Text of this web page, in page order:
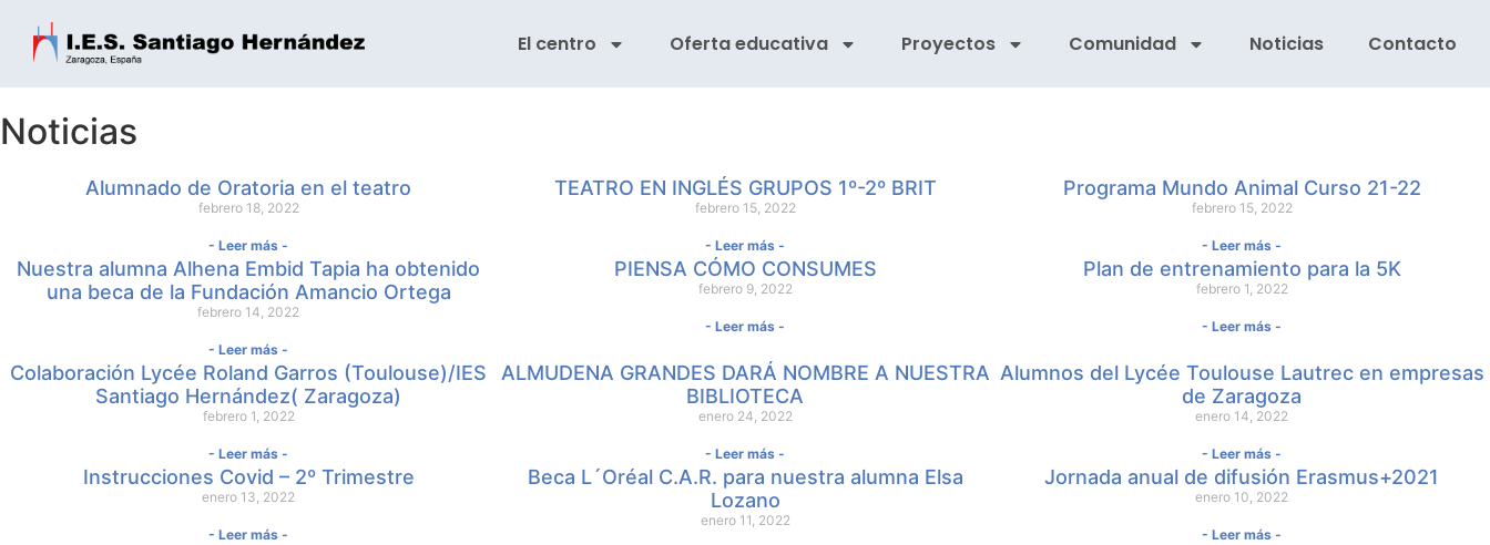
El centro Oferta educativa Proyectos Comunidad Noticias Contacto
Noticias
Alumnado de Oratoria en el teatro
febrero 18, 2022
- Leer más -
TEATRO EN INGLÉS GRUPOS 1º-2º BRIT
febrero 15, 2022
- Leer más -
Programa Mundo Animal Curso 21-22
febrero 15, 2022
- Leer más -
Nuestra alumna Alhena Embid Tapia ha obtenido
una beca de la Fundación Amancio Ortega
febrero 14, 2022
- Leer más -
PIENSA CÓMO CONSUMES
febrero 9, 2022
- Leer más -
Plan de entrenamiento para la 5K
febrero 1, 2022
- Leer más -
Colaboración Lycée Roland Garros (Toulouse)/IES
Santiago Hernández( Zaragoza)
febrero 1, 2022
- Leer más -
ALMUDENA GRANDES DARÁ NOMBRE A NUESTRA
BIBLIOTECA
enero 24, 2022
- Leer más -
Alumnos del Lycée Toulouse Lautrec en empresas
de Zaragoza
enero 14, 2022
- Leer más -
Instrucciones Covid – 2º Trimestre
enero 13, 2022
- Leer más -
Beca L´Oréal C.A.R. para nuestra alumna Elsa
Lozano
enero 11, 2022
Jornada anual de difusión Erasmus+2021
enero 10, 2022
- Leer más -